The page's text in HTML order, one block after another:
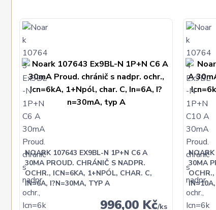
NOARK 107643 EX9BL-N 1P+N C6 A
30MA PROUD. CHRÁNIČ S NADPR.
OCHR., ICN=6KA, 1+NPÓL, CHAR. C,
IN=6A, I?N=30MA, TYP A
996,00 Kč/ks
30MA
OCHR.,